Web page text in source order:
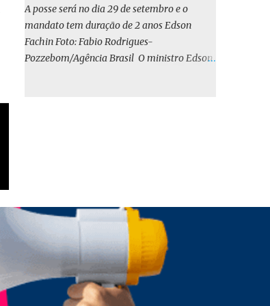
em iene japonês é mais vantajosa sob os
aspectos econômico e financeiro. Embora o
custo dos juros em dólares possa parecer
inferior no curto prazo, a opção pelo iene
A posse será no dia 29 de setembro e o
mandato tem duração de 2 anos Edson
Fachin Foto: Fabio Rodrigues-
Pozzebom/Agência Brasil O ministro Edson
pelo critério de antiguidade, deve assumir o
cargo. Conforme o regimento interno, o
tribunal deve ser comandado pelo ministro
mais antigo que ainda não presidiu a Corte.
O novo presidente vai suceder a Luís Roberto
Barroso, que completará o mandato de dois